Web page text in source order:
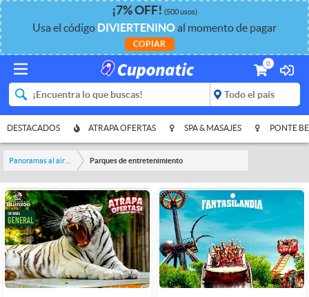
¡7%OFF! (500 usos)
Usa el código DIVIERTENINOal momento de pagar
COPIAR
0
DESTACADOS ATRAPA OFERTAS SPA & MASAJES PONTE
Panoramas al aire libre Parques de entretenimiento